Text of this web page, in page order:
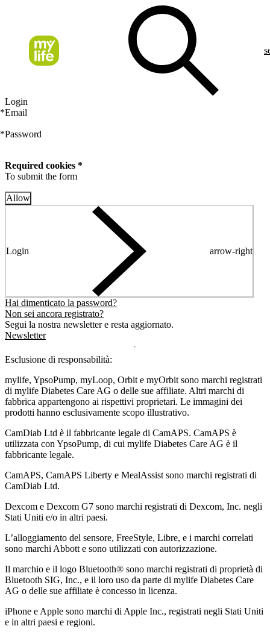
Login
*Email
*Password
Required cookies *
To submit the form
Allow
Login arrow-right
Hai dimenticato la password?
Non sei ancora registrato?
Segui la nostra newsletter e resta aggiornato.
Newsletter
Esclusione di responsabilità:
mylife, YpsoPump, myLoop, Orbit e myOrbit sono marchi registrati
di mylife Diabetes Care AG o delle sue affiliate. Altri marchi di
fabbrica appartengono ai rispettivi proprietari. Le immagini dei
prodotti hanno esclusivamente scopo illustrativo.
CamDiab Ltd è il fabbricante legale di CamAPS. CamAPS è
utilizzata con YpsoPump, di cui mylife Diabetes Care AG è il
fabbricante legale.
CamAPS, CamAPS Liberty e MealAssist sono marchi registrati di
CamDiab Ltd.
Dexcom e Dexcom G7 sono marchi registrati di Dexcom, Inc. negli
Stati Uniti e/o in altri paesi.
L’alloggiamento del sensore, FreeStyle, Libre, e i marchi correlati
sono marchi Abbott e sono utilizzati con autorizzazione.
Il marchio e il logo Bluetooth® sono marchi registrati di proprietà di
Bluetooth SIG, Inc., e il loro uso da parte di mylife Diabetes Care
AG o delle sue affiliate è concesso in licenza.
iPhone e Apple sono marchi di Apple Inc., registrati negli Stati Uniti
e in altri paesi e regioni.